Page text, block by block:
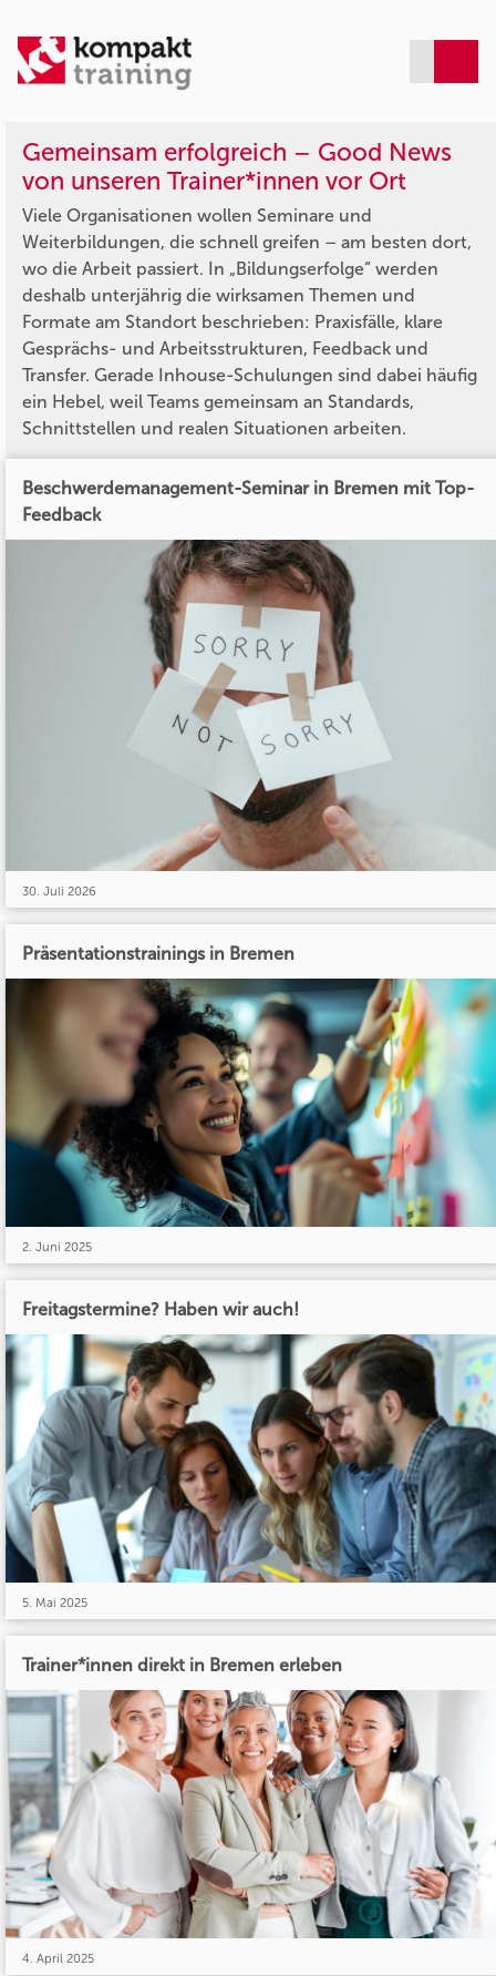
Gemeinsam erfolgreich – Good News
von unseren Trainer*innen vor Ort
Viele Organisationen wollen Seminare und
Weiterbildungen, die schnell greifen – am besten dort,
wo die Arbeit passiert. In „Bildungserfolge“ werden
deshalb unterjährig die wirksamen Themen und
Formate am Standort beschrieben: Praxisfälle, klare
Gesprächs- und Arbeitsstrukturen, Feedback und
Transfer. Gerade Inhouse-Schulungen sind dabei häufig
ein Hebel, weil Teams gemeinsam an Standards,
Schnittstellen und realen Situationen arbeiten.
Beschwerdemanagement-Seminar in Bremen mit Top-
Feedback
30. Juli 2026
Präsentationstrainings in Bremen
2. Juni 2025
Freitagstermine? Haben wir auch!
5. Mai 2025
Trainer*innen direkt in Bremen erleben
4. April 2025